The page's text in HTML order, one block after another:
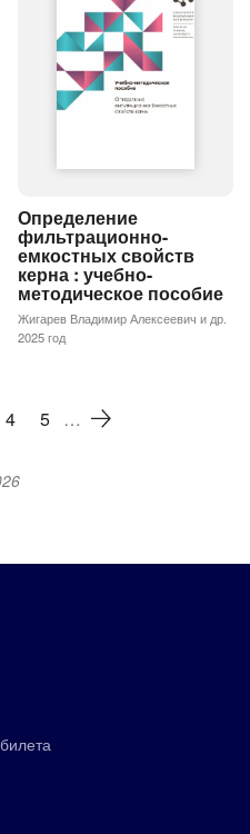
Определение
фильтрационно-
емкостных свойств
керна : учебно-
методическое пособие
Жигарев Владимир Алексеевич и др.
2025 год
4 5 …